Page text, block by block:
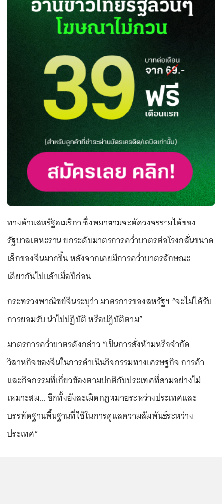
ทางด้านสหรัฐอเมริกา ซึ่งพยายามจะตัดวงจรรายได้ของ
รัฐบาลเตหะราน ยกระดับมาตรการคว่ำบาตรต่อโรงกลั่นขนาด
เล็กของจีนมากขึ้น หลังจากเคยมีการคว่ำบาตรลักษณะ
เดียวกันไปแล้วเมื่อปีก่อน
กระทรวงพาณิชย์จีนระบุว่า มาตรการของสหรัฐฯ “จะไม่ได้รับ
การยอมรับ นำไปปฏิบัติ หรือปฏิบัติตาม”
มาตรการคว่ำบาตรดังกล่าว “เป็นการสั่งห้ามหรือจำกัด
วิสาหกิจของจีนในการดำเนินกิจกรรมทางเศรษฐกิจ การค้า
และกิจกรรมที่เกี่ยวข้องตามปกติกับประเทศที่สามอย่างไม่
เหมาะสม... อีกทั้งยังละเมิดกฎหมายระหว่างประเทศและ
บรรทัดฐานพื้นฐานที่ใช้ในการดูแลความสัมพันธ์ระหว่าง
ประเทศ”